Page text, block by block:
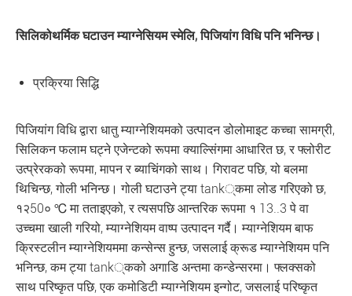
सिलिकोथर्मिक घटाउन म्याग्नेसियम स्मेलि, पिजियांग विधि पनि भनिन्छ।
प्रक्रिया सिद्धि
पिजियांग विधि द्वारा धातु म्याग्नेशियमको उत्पादन डोलोमाइट कच्चा सामग्री,
सिलिकन फलाम घट्ने एजेन्टको रूपमा क्याल्सिंगमा आधारित छ, र फ्लोरीट
उत्प्रेरकको रूपमा, मापन र ब्याचिंगको साथ। गिरावट पछि, यो बलमा
थिचिन्छ, गोली भनिन्छ। गोली घटाउने ट्या tank्कमा लोड गरिएको छ,
१२50० ℃ मा तताइएको, र त्यसपछि आन्तरिक रूपमा १ 13..3 पे वा
उच्चमा खाली गरियो, म्याग्नेशियम वाष्प उत्पादन गर्दै। म्याग्नेशियम बाफ
क्रिस्टलीन म्याग्नेशियममा कन्सेन्स हुन्छ, जसलाई क्रूड म्याग्नेशियम पनि
भनिन्छ, कम ट्या tank्कको अगाडि अन्तमा कन्डेन्सरमा। फ्लक्सको
साथ परिष्कृत पछि, एक कमोडिटी म्याग्नेशियम इन्गोट, जसलाई परिष्कृत